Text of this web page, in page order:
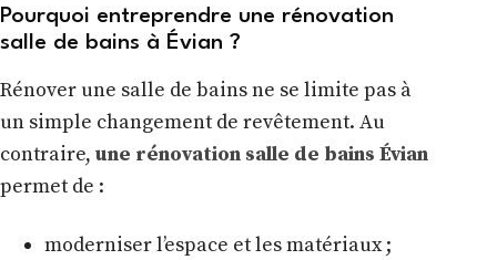
Pourquoi entreprendre une rénovation
salle de bains à Évian ?
Rénover une salle de bains ne se limite pas à
un simple changement de revêtement. Au
contraire, une rénovation salle de bains Évian
permet de :
moderniser l’espace et les matériaux ;